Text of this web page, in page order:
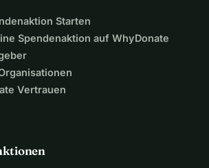
Starten
Spendenaktion auf WhyDonate
Vertrauen